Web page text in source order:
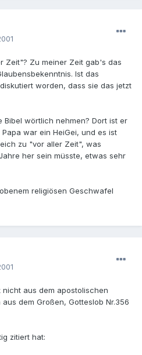
Zeit"? Zu meiner Zeit gab's das
Ist das
worden, dass sie das jetzt
Bibel wörtlich nehmen? Dort ist er
war ein HeiGei, und es ist
zu "vor aller Zeit", was
her sein müsste, etwas sehr
religiösen Geschwafel
nicht aus dem apostolischen
dem Großen, Gotteslob Nr.356
zitiert hat: